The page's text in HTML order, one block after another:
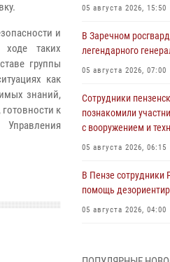
и
ходе таких
группы
как
знаний,
к
05 августа 2026, 15:50
В Заречном
легендарного
05 августа 2026, 07:00
Сотрудники
познакомили
с вооружением и
05 августа 2026, 06:15
В Пензе сотрудники
помощь
05 августа 2026, 04:00